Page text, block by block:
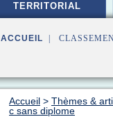
TERRITORIAL
ACCUEIL |
Accueil > Thèmes &
c sans diplome